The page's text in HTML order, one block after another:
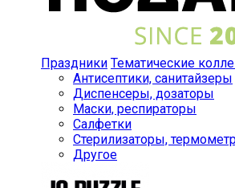
Праздники Тематические
Антисептики, санитайзеры
Диспенсеры, дозаторы
Маски, респираторы
Салфетки
Стерилизаторы,
Другое